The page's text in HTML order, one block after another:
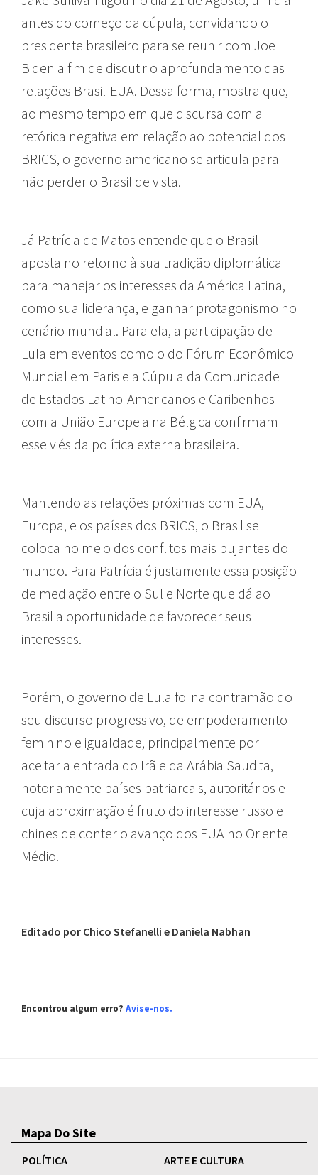
antes do começo da cúpula, convidando o
presidente brasileiro para se reunir com Joe
Biden a fim de discutir o aprofundamento das
relações Brasil-EUA. Dessa forma, mostra que,
ao mesmo tempo em que discursa com a
retórica negativa em relação ao potencial dos
BRICS, o governo americano se articula para
não perder o Brasil de vista.
Já Patrícia de Matos entende que o Brasil
aposta no retorno à sua tradição diplomática
para manejar os interesses da América Latina,
como sua liderança, e ganhar protagonismo no
cenário mundial. Para ela, a participação de
Lula em eventos como o do Fórum Econômico
Mundial em Paris e a Cúpula da Comunidade
de Estados Latino-Americanos e Caribenhos
com a União Europeia na Bélgica confirmam
esse viés da política externa brasileira.
Mantendo as relações próximas com EUA,
Europa, e os países dos BRICS, o Brasil se
coloca no meio dos conflitos mais pujantes do
mundo. Para Patrícia é justamente essa posição
de mediação entre o Sul e Norte que dá ao
Brasil a oportunidade de favorecer seus
interesses.
Porém, o governo de Lula foi na contramão do
seu discurso progressivo, de empoderamento
feminino e igualdade, principalmente por
aceitar a entrada do Irã e da Arábia Saudita,
notoriamente países patriarcais, autoritários e
cuja aproximação é fruto do interesse russo e
chines de conter o avanço dos EUA no Oriente
Médio.
Editado por Chico Stefanelli e Daniela Nabhan
Encontrou algum erro? Avise-nos.
Mapa Do Site
POLÍTICA ARTE E CULTURA